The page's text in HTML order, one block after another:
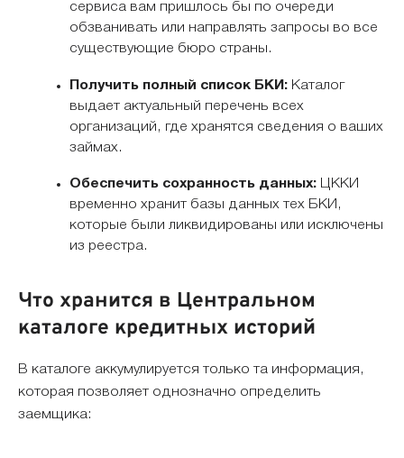
сервиса вам пришлось бы по очереди
обзванивать или направлять запросы во все
существующие бюро страны.
Получить полный список БКИ:Каталог
выдает актуальный перечень всех
организаций, где хранятся сведения о ваших
займах.
Обеспечить сохранность данных:ЦККИ
временно хранит базы данных тех БКИ,
которые были ликвидированы или исключены
из реестра.
Что хранится в Центральном
каталоге кредитных историй
В каталоге аккумулируется только та информация,
которая позволяет однозначно определить
заемщика: